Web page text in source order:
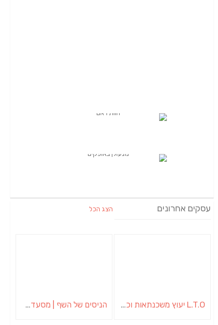
עסקים אחרונים הצג הכל
L.T.O יעוץ משכנתאות וכלכלת משפחה | יועץ משכנתאות באשכול הניסים של השף | מסעדת שף בבית | ארוחות גורמה